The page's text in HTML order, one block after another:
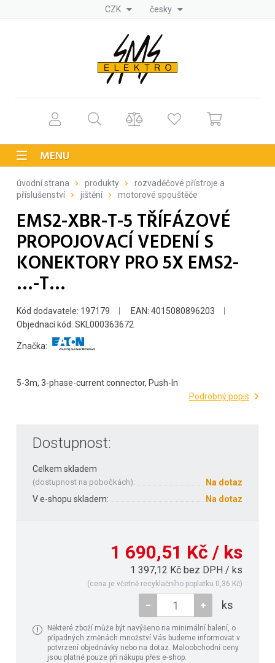
CZK česky
MENU
úvodní strana produkty
rozvaděčové přístroje a
příslušenství
jištění motorové spouštěče
EMS2-XBR-T-5 TŘÍFÁZOVÉ
PROPOJOVACÍ VEDENÍ S
KONEKTORY PRO 5X EMS2-
…-T…
Kód dodavatele: 197179
EAN: 4015080896203
Objednací kód: SKL000363672
Značka:
5-3m, 3-phase-current connector, Push-In
Podrobný popis
Dostupnost:
Celkem skladem
(dostupnost na pobočkách):
Na dotaz
V e-shopu skladem:
Na dotaz
1 690,51 Kč / ks
1 397,12 Kč bez DPH / ks
(cena je včetně recyklačního poplatku 0,36 Kč)
ks
Některé zboží může být navýšeno na minimální balení, o
případných změnách množství Vás budeme informovat v
potvrzení objednávky nebo na dotaz. Maloobchodní ceny
jsou platné pouze při nákupu přes e-shop.